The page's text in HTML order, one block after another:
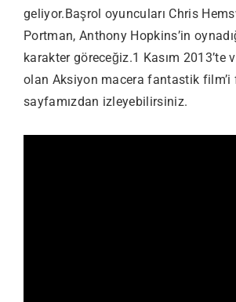
geliyor.Başrol oyuncuları Chris
Portman, Anthony Hopkins’in
karakter göreceğiz.1 Kasım 2013’te
olan Aksiyon macera fantastik film’i
sayfamızdan izleyebilirsiniz.